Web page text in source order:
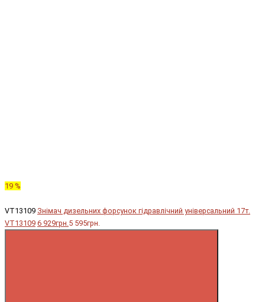
19 %
VT13109 Знімач дизельних форсунок гідравлічний універсальний 17т.
VT13109 6 929грн.5 595грн.